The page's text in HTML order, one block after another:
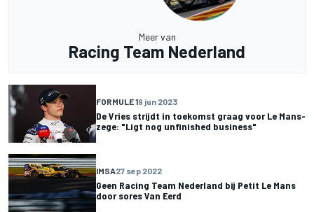
Meer van
Racing Team Nederland
FORMULE 19 jun 2023
De Vries strijdt in toekomst graag voor Le Mans-
zege: "Ligt nog unfinished business"
IMSA27 sep 2022
Geen Racing Team Nederland bij Petit Le Mans
door sores Van Eerd